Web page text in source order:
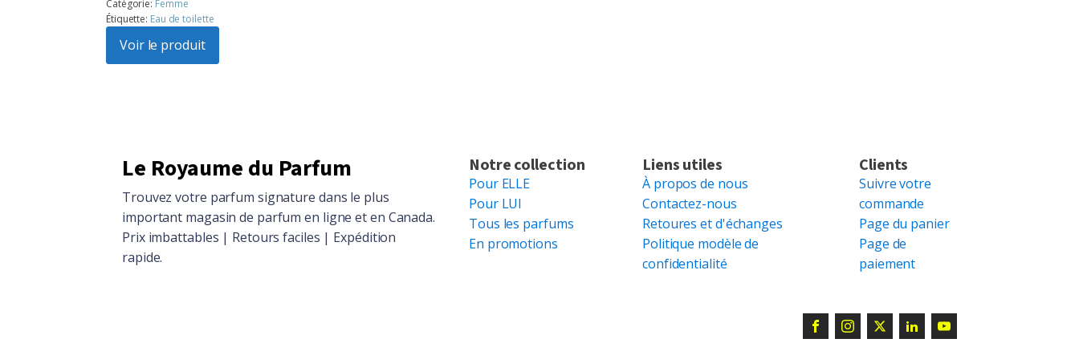
prix
initial
était :
$104.86.
prix
actuel
est :
$94.15.
Catégorie: Femme
Étiquette: Eau de toilette
Voir le produit
Le Royaume du Parfum
Trouvez votre parfum signature dans le plus
important magasin de parfum en ligne et en Canada.
Prix imbattables | Retours faciles | Expédition
rapide.
Notre collection
Pour ELLE
Pour LUI
Tous les parfums
En promotions
Liens utiles
À propos de nous
Contactez-nous
Retoures et d'échanges
Politique modèle de
confidentialité
Clients
Suivre votre
commande
Page du panier
Page de
paiement